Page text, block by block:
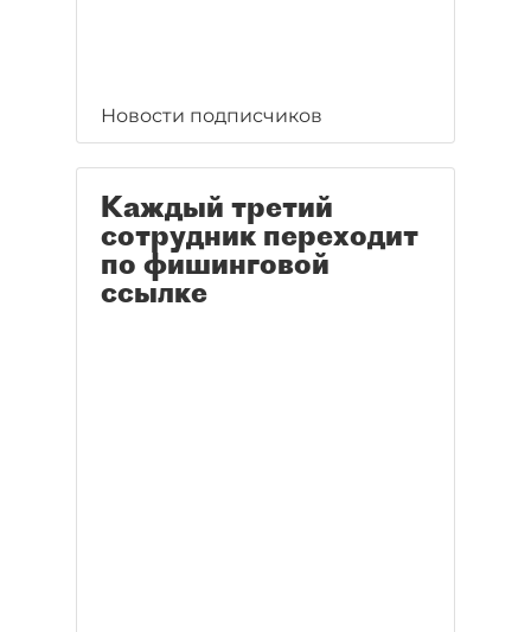
Новости подписчиков
Каждый третий
сотрудник переходит
по фишинговой
ссылке